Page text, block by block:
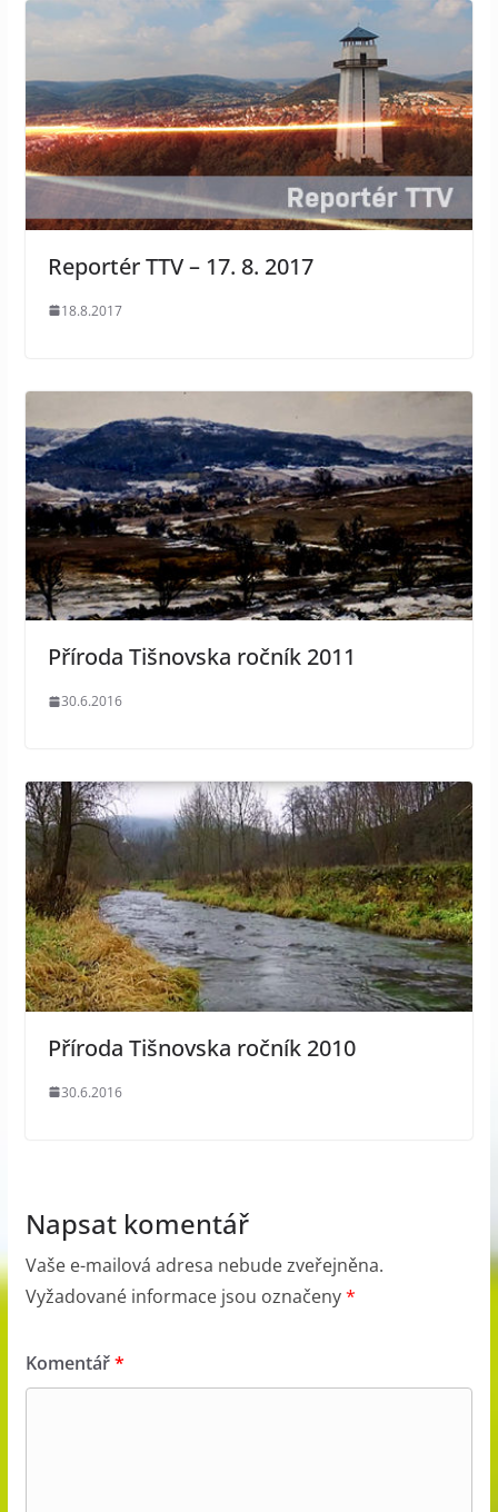
Reportér TTV – 17. 8. 2017
18.8.2017
Příroda Tišnovska ročník 2011
30.6.2016
Příroda Tišnovska ročník 2010
30.6.2016
Napsat komentář
Vaše e-mailová adresa nebude zveřejněna.
Vyžadované informace jsou označeny*
Komentář*